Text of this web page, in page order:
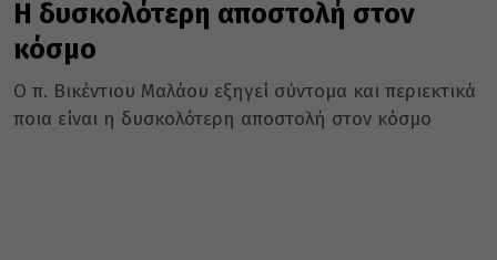
Η δυσκολότερη αποστολή στον
κόσμο
Ο π. Βικέντιου Μαλάου εξηγεί σύντομα και περιεκτικά
ποια είναι η δυσκολότερη αποστολή στον κόσμο